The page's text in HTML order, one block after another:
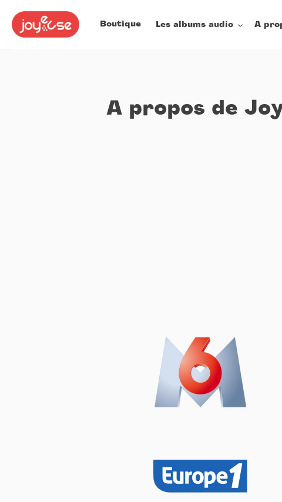
contenu
Boutique Les albums audio A
A propos de